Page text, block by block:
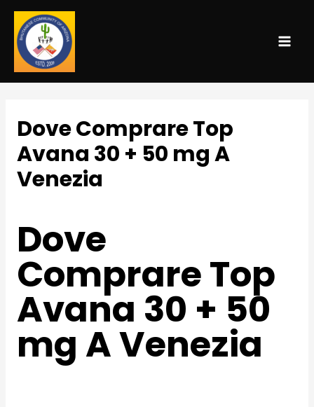
Dove Comprare Top
Avana 30 + 50 mg A
Venezia
Dove
Comprare Top
Avana 30 + 50
mg A Venezia